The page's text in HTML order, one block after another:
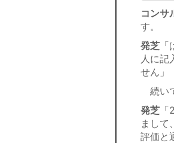
コンサ
す。
発芝
人に記
せん」
続い
発芝
まして
評価と